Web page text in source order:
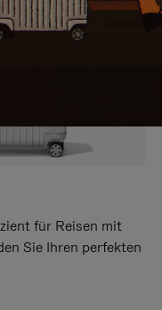
für Reisen mit
Sie Ihren perfekten